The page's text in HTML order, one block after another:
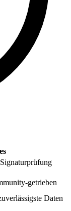
getrieben
Daten